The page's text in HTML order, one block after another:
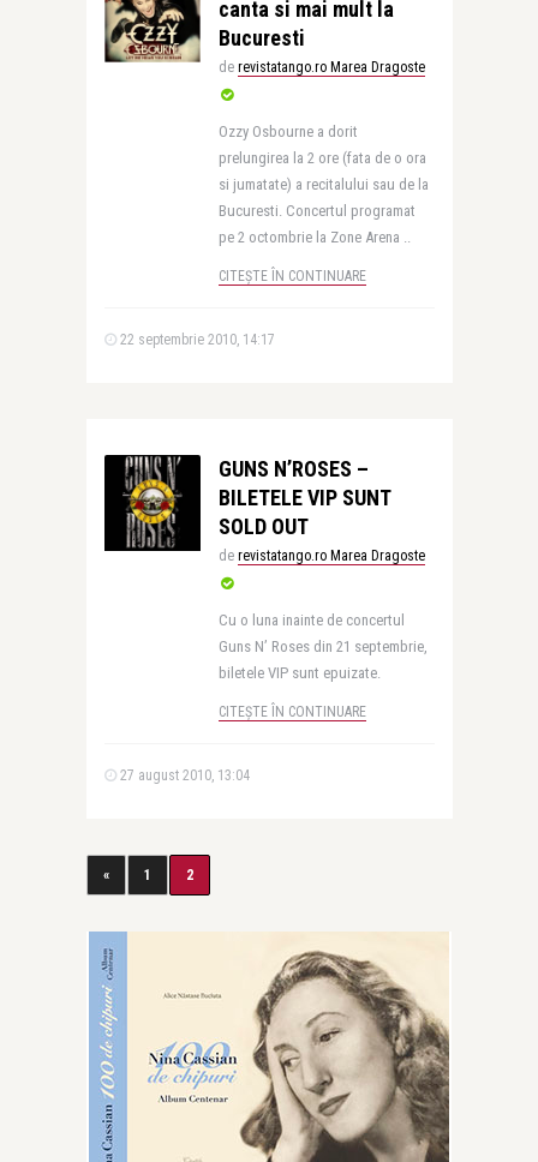
canta si mai mult la
Bucuresti
de revistatango.ro Marea Dragoste
Ozzy Osbourne a dorit
prelungirea la 2 ore (fata de o ora
si jumatate) a recitalului sau de la
Bucuresti. Concertul programat
pe 2 octombrie la Zone Arena ..
CITEȘTE ÎN CONTINUARE
22 septembrie 2010, 14:17
GUNS N’ROSES –
BILETELE VIP SUNT
SOLD OUT
de revistatango.ro Marea Dragoste
Cu o luna inainte de concertul
Guns N’ Roses din 21 septembrie,
biletele VIP sunt epuizate.
CITEȘTE ÎN CONTINUARE
27 august 2010, 13:04
« 1 2